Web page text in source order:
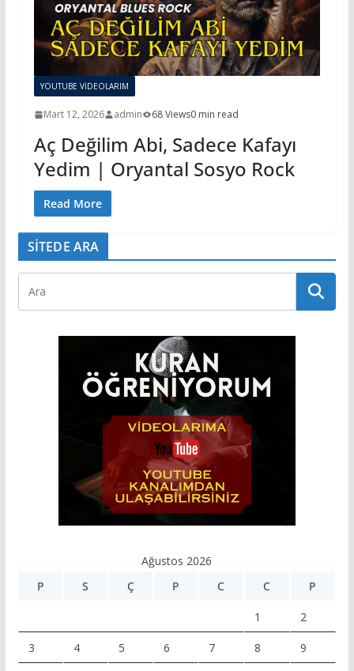
YOUTUBE VİDEOLARIM
Mart 12, 2026 admin 68 Views0 min read
Aç Değilim Abi, Sadece Kafayı
Yedim | Oryantal Sosyo Rock
Read More
SİTEDE ARA
Ağustos 2026
P
S Ç P C C P
1 2
3 4 5 6 7 8 9